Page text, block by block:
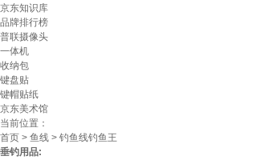
京东知识库
品牌排行榜
普联摄像头
一体机
收纳包
键盘贴
键帽贴纸
京东美术馆
当前位置：
首页 > 鱼线 > 钓鱼线钓鱼王
垂钓用品: